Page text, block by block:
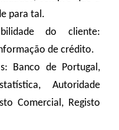
para tal.
do cliente:
de crédito.
Banco de Portugal,
Autoridade
Comercial, Registo